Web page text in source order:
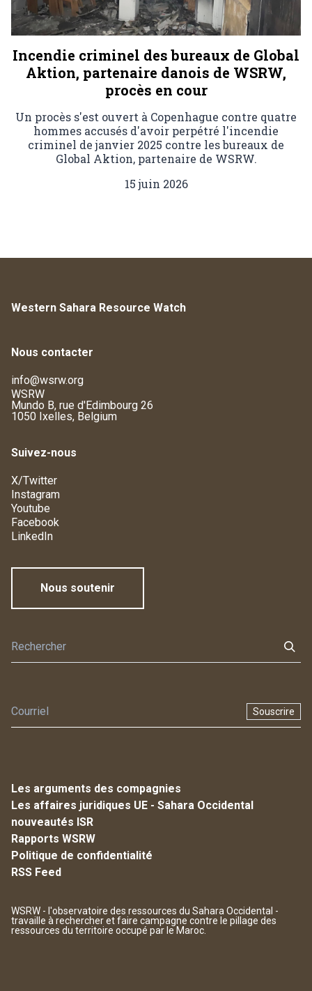
Incendie criminel des bureaux de Global
Aktion, partenaire danois de WSRW,
procès en cour
Un procès s'est ouvert à Copenhague contre quatre
hommes accusés d'avoir perpétré l'incendie
criminel de janvier 2025 contre les bureaux de
Global Aktion, partenaire de WSRW.
15 juin 2026
Western Sahara Resource Watch
Nous contacter
info@wsrw.org
WSRW
Mundo B, rue d'Edimbourg 26
1050 Ixelles, Belgium
Suivez-nous
X/Twitter
Instagram
Youtube
Facebook
LinkedIn
Nous soutenir
Souscrire
Les arguments des compagnies
Les affaires juridiques UE - Sahara Occidental
nouveautés ISR
Rapports WSRW
Politique de confidentialité
RSS Feed
WSRW - l'observatoire des ressources du Sahara Occidental -
travaille à rechercher et faire campagne contre le pillage des
ressources du territoire occupé par le Maroc.